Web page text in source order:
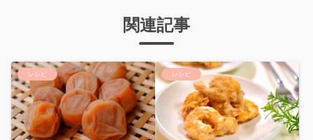
関連記事
レシピ レシピ